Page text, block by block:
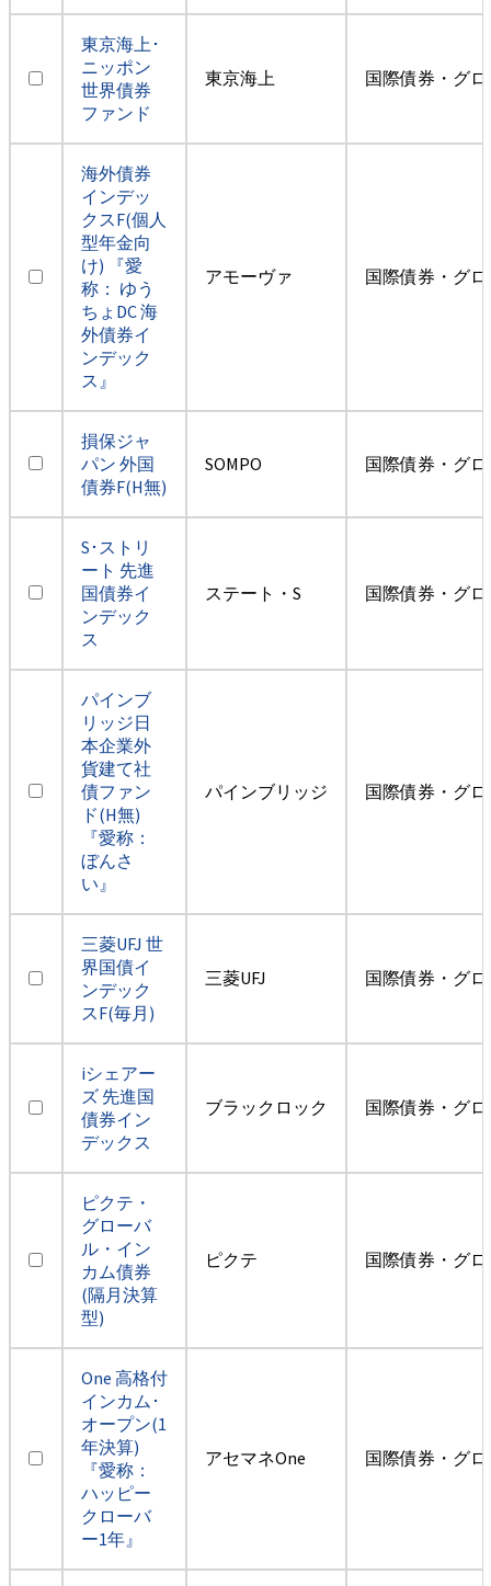
東京海上･
ニッポン
世界債券
ファンド
東京海上 国際債券・グ
海外債券
インデッ
クスF(個人
型年金向
け) 『愛
称： ゆう
ちょDC 海
外債券イ
ンデック
ス』
アモーヴァ 国際債券・グ
損保ジャ
パン 外国
債券F(H無)
SOMPO 国際債券・グ
S･ストリ
ート 先進
国債券イ
ンデック
ス
ステート・S 国際債券・グ
パインブ
リッジ日
本企業外
貨建て社
債ファン
ド(H無)
『愛称：
ぼんさ
い』
パインブリッジ 国際債券・グ
三菱UFJ 世
界国債イ
ンデック
スF(毎月)
三菱UFJ 国際債券・グ
iシェアー
ズ 先進国
債券イン
デックス
ブラックロック 国際債券・グ
ピクテ・
グローバ
ル・イン
カム債券
(隔月決算
型)
ピクテ 国際債券・グ
One 高格付
インカム･
オープン(1
年決算)
『愛称：
ハッピー
クローバ
ー1年』
アセマネOne 国際債券・グ